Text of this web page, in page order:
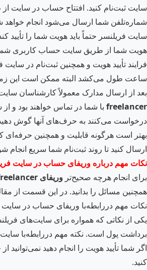
سایت ثبت‌نام کنید. افتتاح حساب در سایت از
شماره‌تلفن شما ارسال می‌شود انجام خواهد
سایت فریلنسر حتماً باید هویت شما را تأیید
هویت شما از طریق سایت حساب کاربری
ساعت طول می‌کشد البته ممکن است این
بعد از ارسال مدارک معمولاً کارشناسان
freelancer با شما در تماس خواهند بود و
درخواست می‌کنند به حرف‌های آن­ها گوش
بهتر است هرگونه قابلیت و همچنین حرفه‌ای
ارسال کنید تا روند ثبت‌نام شما سریع انجام
نکات مهم درباره وریفای حساب در سایت
برای انجام هرچه صحیح‌تر وریفای
همچنین مسائل را بدانید. در این قسمت از
نکات مهم دررابطه‌با وریفای حساب در سایت
یکی از نکاتی که همواره برای سایت‌های
برداشت پول است. نکته مهم دررابطه‌با
اگر شما تأیید هویت را انجام دهید
کنید.